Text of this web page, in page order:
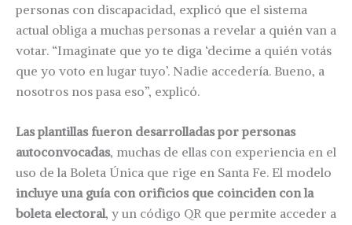
personas con discapacidad, explicó que el sistema
actual obliga a muchas personas a revelar a quién van a
votar. “Imaginate que yo te diga ‘decime a quién votás
que yo voto en lugar tuyo’. Nadie accedería. Bueno, a
nosotros nos pasa eso”, explicó.
Las plantillas fueron desarrolladas por personas
autoconvocadas, muchas de ellas con experiencia en el
uso de la Boleta Única que rige en Santa Fe. El modelo
incluye una guía con orificios que coinciden con la
boleta electoral, y un código QR que permite acceder a